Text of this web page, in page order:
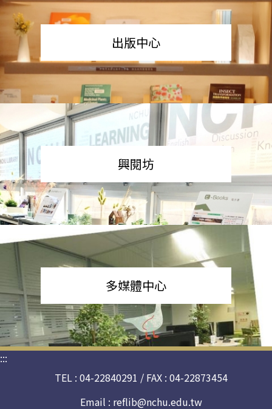
出版中心
興閱坊
多媒體中心
:::
TEL : 04-22840291 / FAX : 04-22873454
Email : reflib@nchu.edu.tw